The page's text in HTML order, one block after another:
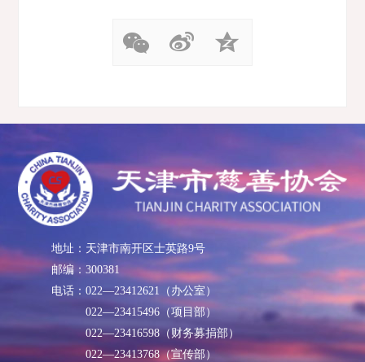
地址：天津市南开区士英路9号
邮编：300381
电话：022—23412621（办公室）
022—23415496（项目部）
022—23416598（财务募捐部）
022—23413768（宣传部）